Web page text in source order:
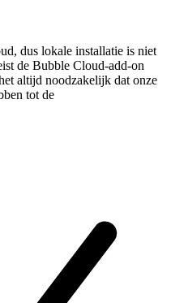
dus lokale installatie is niet
de Bubble Cloud-add-on
altijd noodzakelijk dat onze
tot de